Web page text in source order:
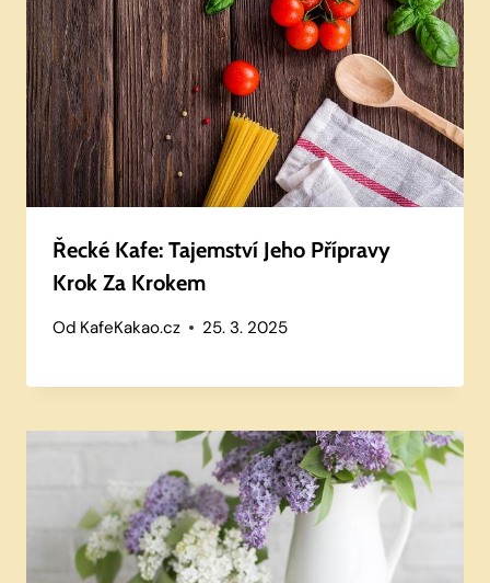
Řecké Kafe: Tajemství Jeho Přípravy
Krok Za Krokem
Od KafeKakao.cz 25. 3. 2025